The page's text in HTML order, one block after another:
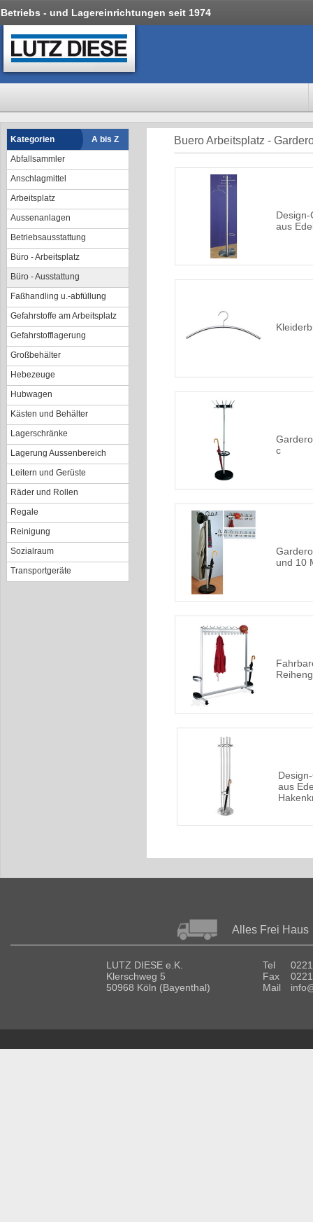
Betriebs - und Lagereinrichtungen seit 1974
Kategorien
A bis Z
Abfallsammler
Anschlagmittel
Arbeitsplatz
Aussenanlagen
Betriebsausstattung
Büro - Arbeitsplatz
Büro - Ausstattung
Faßhandling u.-abfüllung
Gefahrstoffe am Arbeitsplatz
Gefahrstofflagerung
Großbehälter
Hebezeuge
Hubwagen
Kästen und Behälter
Lagerschränke
Lagerung Aussenbereich
Leitern und Gerüste
Räder und Rollen
Regale
Reinigung
Sozialraum
Transportgeräte
Buero Arbeitsplatz -
aus
c
und 10
aus
Alles Frei Haus
LUTZ DIESE e.K.
Klerschweg 5
50968 Köln (Bayenthal)
Tel
Fax
Mail